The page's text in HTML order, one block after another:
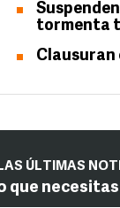
tormenta
Clausuran
ÚLTIMAS
que